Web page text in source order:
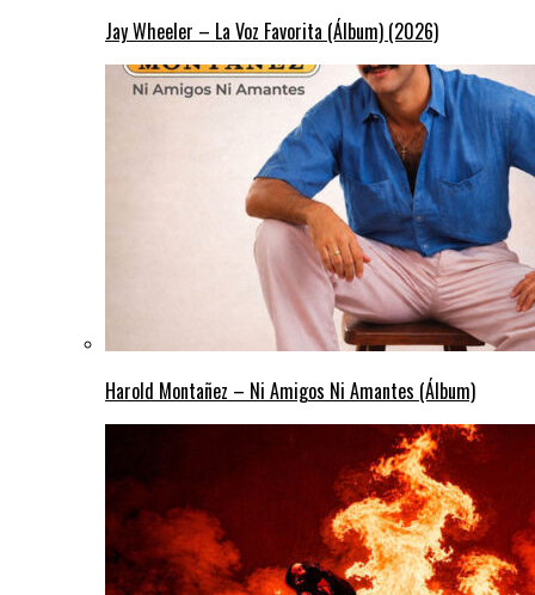
Jay Wheeler – La Voz Favorita (Álbum) (2026)
Harold Montañez – Ni Amigos Ni Amantes (Álbum)